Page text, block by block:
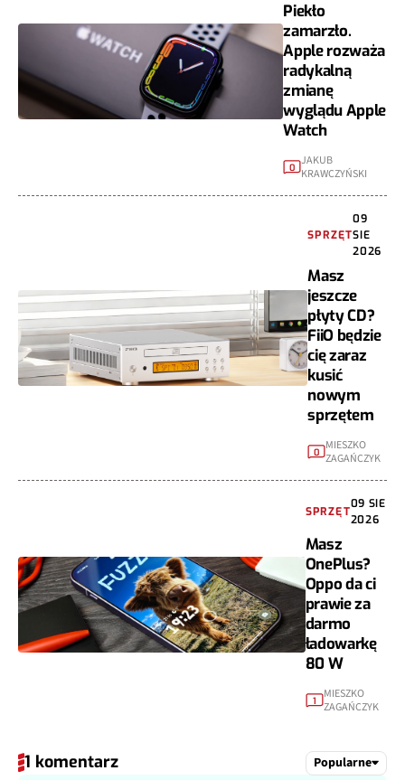
Piekło
zamarzło.
Apple rozważa
radykalną
zmianę
wyglądu Apple
Watch
0 JAKUB
KRAWCZYŃSKI
SPRZĘT
09
SIE
2026
Masz
jeszcze
płyty CD?
FiiO będzie
cię zaraz
kusić
nowym
sprzętem
0
MIESZKO
ZAGAŃCZYK
SPRZĘT
09 SIE
2026
Masz
OnePlus?
Oppo da ci
prawie za
darmo
ładowarkę
80 W
1
MIESZKO
ZAGAŃCZYK
1 komentarz Popularne